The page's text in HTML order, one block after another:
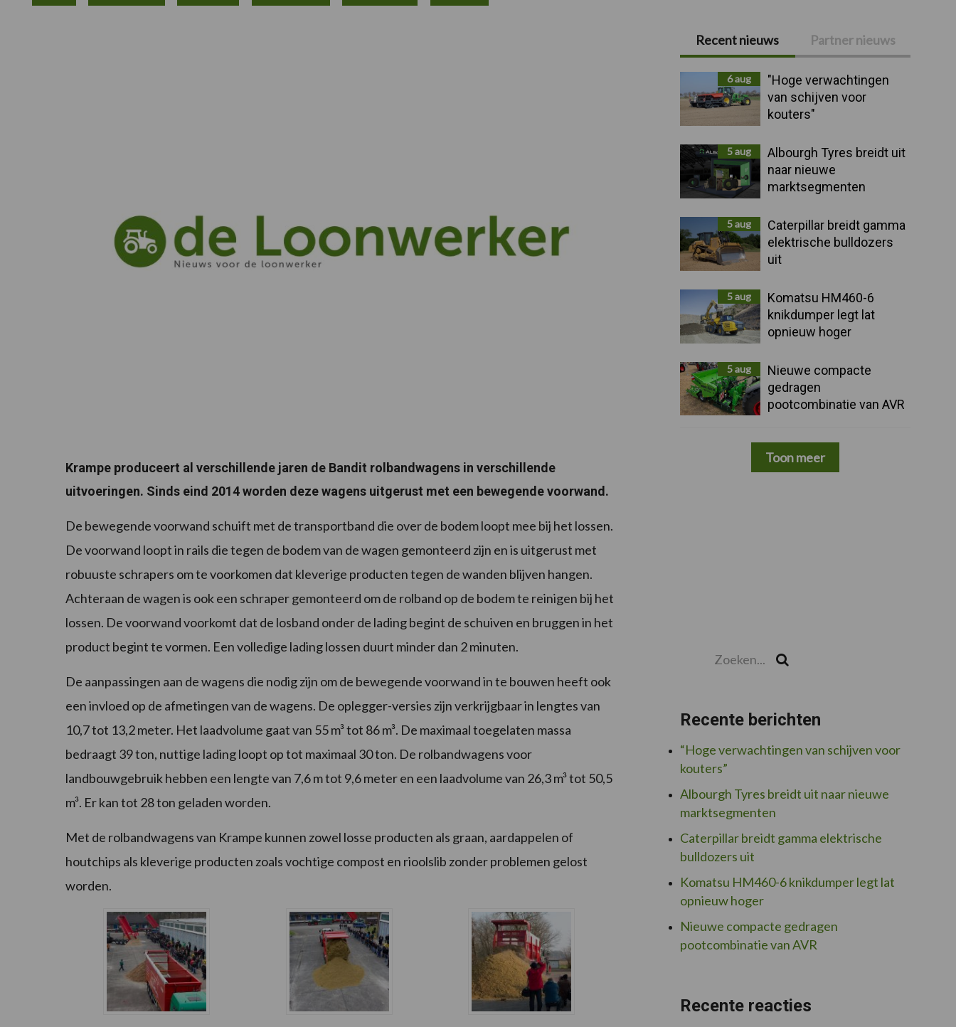
Krampe produceert al verschillende jaren de Bandit rolbandwagens in verschillende
uitvoeringen. Sinds eind 2014 worden deze wagens uitgerust met een bewegende voorwand.
De bewegende voorwand schuift met de transportband die over de bodem loopt mee bij het lossen.
De voorwand loopt in rails die tegen de bodem van de wagen gemonteerd zijn en is uitgerust met
robuuste schrapers om te voorkomen dat kleverige producten tegen de wanden blijven hangen.
Achteraan de wagen is ook een schraper gemonteerd om de rolband op de bodem te reinigen bij het
lossen. De voorwand voorkomt dat de losband onder de lading begint de schuiven en bruggen in het
product begint te vormen. Een volledige lading lossen duurt minder dan 2 minuten.
De aanpassingen aan de wagens die nodig zijn om de bewegende voorwand in te bouwen heeft ook
een invloed op de afmetingen van de wagens. De oplegger-versies zijn verkrijgbaar in lengtes van
10,7 tot 13,2 meter. Het laadvolume gaat van 55 m³ tot 86 m³. De maximaal toegelaten massa
bedraagt 39 ton, nuttige lading loopt op tot maximaal 30 ton. De rolbandwagens voor
landbouwgebruik hebben een lengte van 7,6 m tot 9,6 meter en een laadvolume van 26,3 m³ tot 50,5
m³. Er kan tot 28 ton geladen worden.
Met de rolbandwagens van Krampe kunnen zowel losse producten als graan, aardappelen of
houtchips als kleverige producten zoals vochtige compost en rioolslib zonder problemen gelost
worden.
Primaire
Sidebar
Recent nieuws Partner nieuws
6 aug
"Hoge verwachtingen
van schijven voor
kouters"
5 aug
Albourgh Tyres breidt uit
naar nieuwe
marktsegmenten
5 aug
Caterpillar breidt gamma
elektrische bulldozers
uit
5 aug
Komatsu HM460-6
knikdumper legt lat
opnieuw hoger
5 aug
Nieuwe compacte
gedragen
pootcombinatie van AVR
Toon meer
Recente berichten
“Hoge verwachtingen van schijven voor
kouters”
Albourgh Tyres breidt uit naar nieuwe
marktsegmenten
Caterpillar breidt gamma elektrische
bulldozers uit
Komatsu HM460-6 knikdumper legt lat
opnieuw hoger
Nieuwe compacte gedragen
pootcombinatie van AVR
Recente reacties